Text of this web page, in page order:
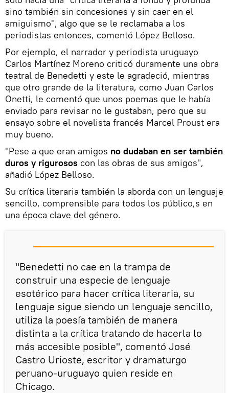
sino también sin concesiones y sin caer en el
amiguismo", algo que se le reclamaba a los
periodistas entonces, comentó López Belloso.
Por ejemplo, el narrador y periodista uruguayo
Carlos Martínez Moreno criticó duramente una obra
teatral de Benedetti y este le agradeció, mientras
que otro grande de la literatura, como Juan Carlos
Onetti, le comentó que unos poemas que le había
enviado para revisar no le gustaban, pero que su
ensayo sobre el novelista francés Marcel Proust era
muy bueno.
"Pese a que eran amigos no dudaban en ser también
duros y rigurosos con las obras de sus amigos",
añadió López Belloso.
Su crítica literaria también la aborda con un lenguaje
sencillo, comprensible para todos los público,s en
una época clave del género.
"Benedetti no cae en la trampa de
construir una especie de lenguaje
esotérico para hacer crítica literaria, su
lenguaje sigue siendo un lenguaje sencillo,
utiliza la poesía también de manera
distinta a la crítica tratando de hacerla lo
más accesible posible", comentó José
Castro Urioste, escritor y dramaturgo
peruano-uruguayo quien reside en
Chicago.